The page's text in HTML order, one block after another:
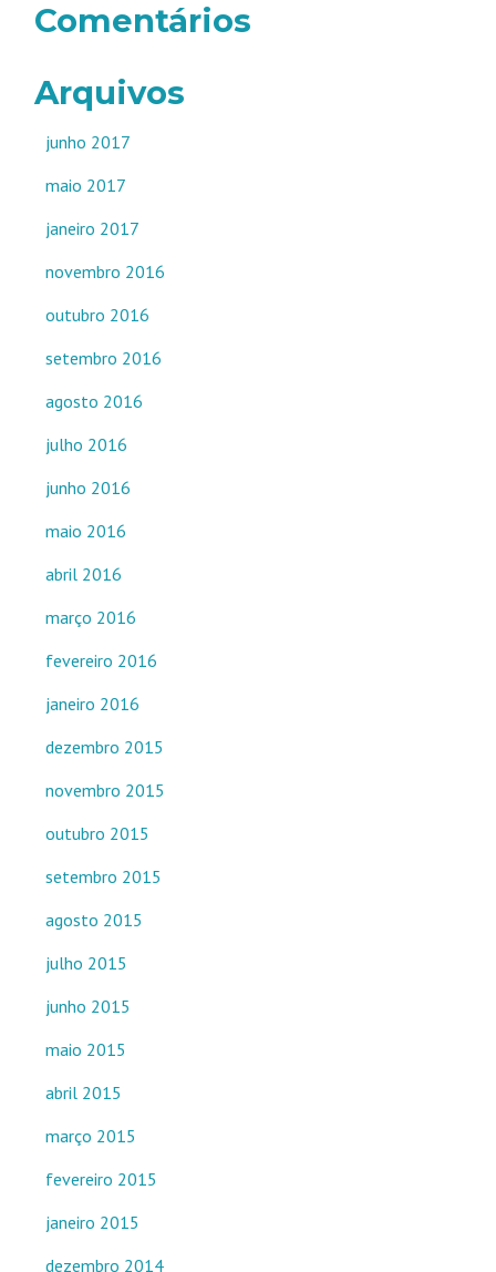
Comentários
Arquivos
junho 2017
maio 2017
janeiro 2017
novembro 2016
outubro 2016
setembro 2016
agosto 2016
julho 2016
junho 2016
maio 2016
abril 2016
março 2016
fevereiro 2016
janeiro 2016
dezembro 2015
novembro 2015
outubro 2015
setembro 2015
agosto 2015
julho 2015
junho 2015
maio 2015
abril 2015
março 2015
fevereiro 2015
janeiro 2015
dezembro 2014